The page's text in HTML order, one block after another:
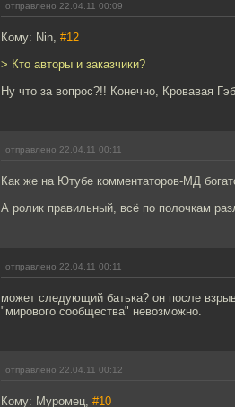
отправлено 22.04.11 00:09
Кому: Nin, #12
> Кто авторы и заказчики?
Ну что за вопрос?!! Конечно, Кровавая
отправлено 22.04.11 00:11
Как же на Ютубе комментаторов-МД
А ролик правильный, всё по полочкам
отправлено 22.04.11 00:11
может следующий батька? он после
"мирового сообщества" невозможно.
отправлено 22.04.11 00:12
Кому: Муромец, #10